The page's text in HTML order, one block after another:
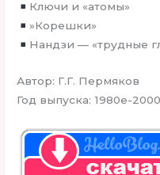
Ключи и «атомы»
»Корешки»
Нандзи — «трудные
Автор: Г.Г. Пермяков
Год выпуска: 1980е-